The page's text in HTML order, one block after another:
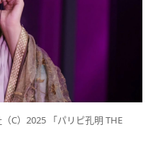
C）2025 「パリピ孔明 THE